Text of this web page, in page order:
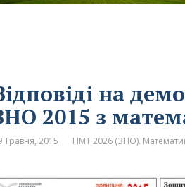
на
2015 з
Травня, 2015 НМТ 2026 (ЗНО).